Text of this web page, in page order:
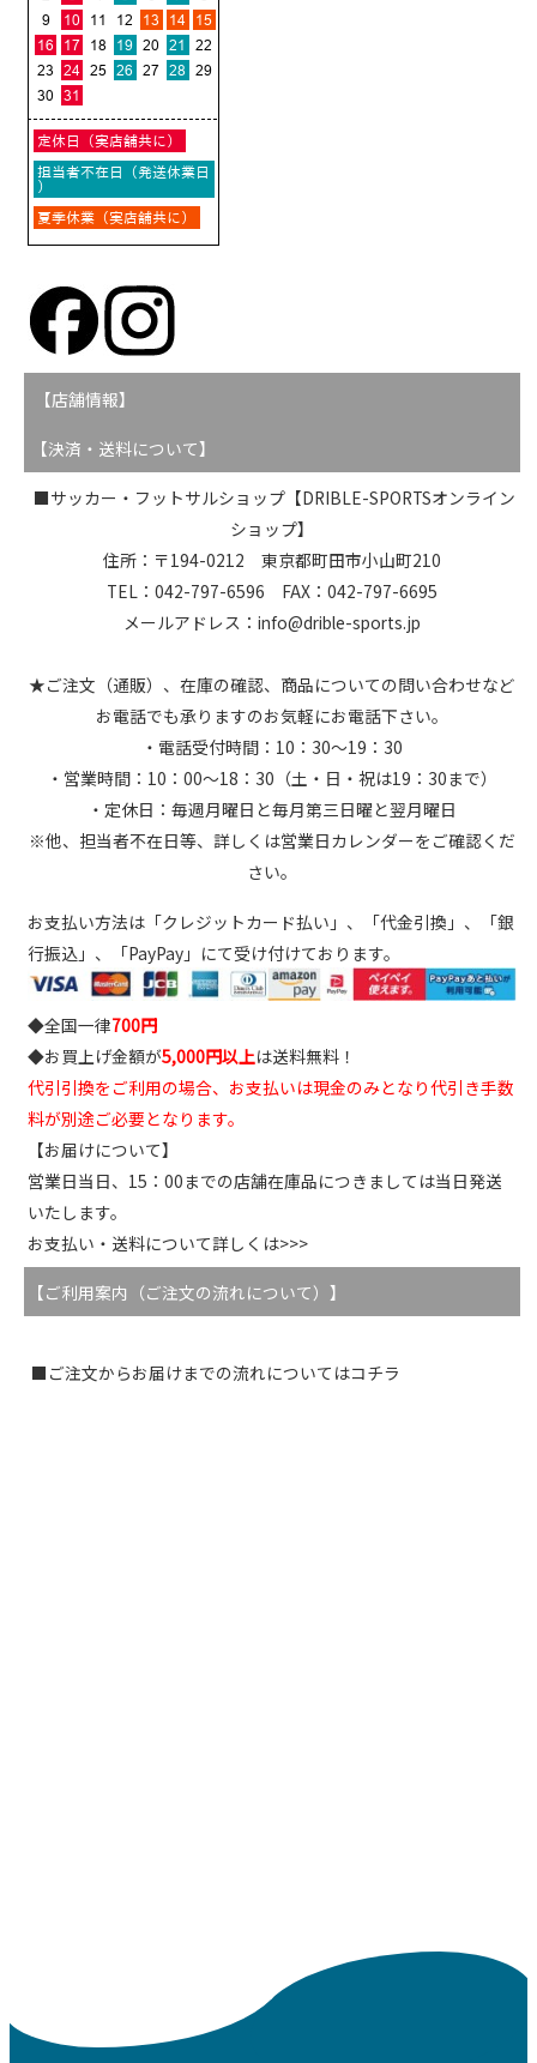
【店舗情報】
【決済・送料について】
■サッカー・フットサルショップ【DRIBLE-SPORTSオンライン
ショップ】
住所：〒194-0212 東京都町田市小山町210
TEL：042-797-6596 FAX：042-797-6695
メールアドレス：info@drible-sports.jp
★ご注文（通販）、在庫の確認、商品についての問い合わせなど
お電話でも承りますのお気軽にお電話下さい。
・電話受付時間：10：30～19：30
・営業時間：10：00～18：30（土・日・祝は19：30まで）
・定休日：毎週月曜日と毎月第三日曜と翌月曜日
※他、担当者不在日等、詳しくは営業日カレンダーをご確認くだ
さい。
お支払い方法は「クレジットカード払い」、「代金引換」、「銀
行振込」、「PayPay」にて受け付けております。
◆全国一律700円
◆お買上げ金額が5,000円以上は送料無料！
代引引換をご利用の場合、お支払いは現金のみとなり代引き手数
料が別途ご必要となります。
【お届けについて】
営業日当日、15：00までの店舗在庫品につきましては当日発送
いたします。
お支払い・送料について詳しくは>>>
【ご利用案内（ご注文の流れについて）】
■ご注文からお届けまでの流れについてはコチラ